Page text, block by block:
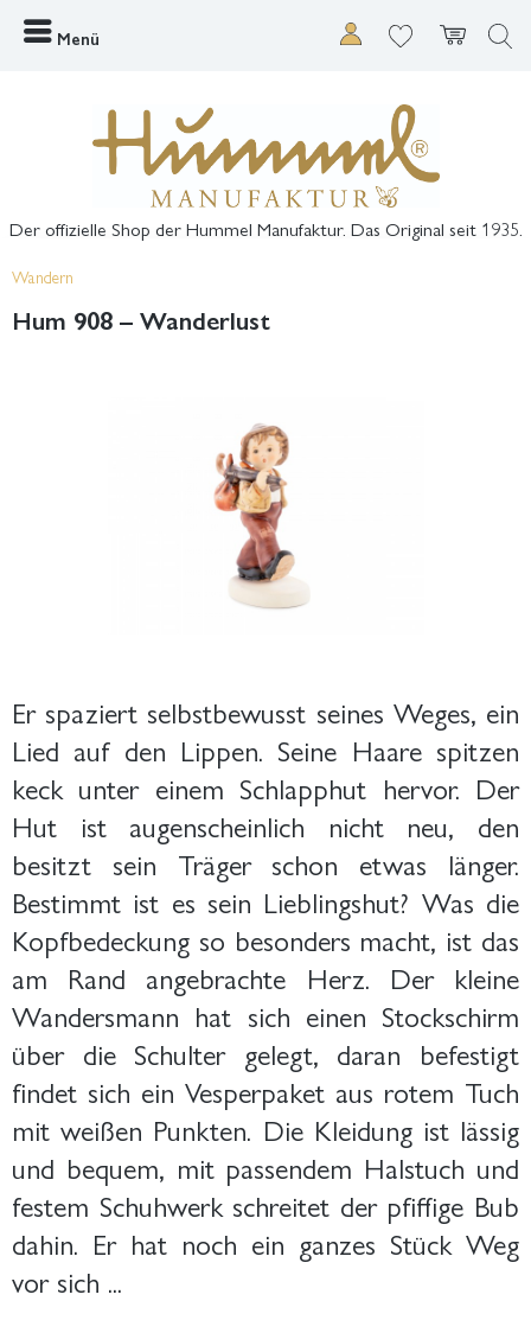
Menü
Der offizielle Shop der Hummel Manufaktur. Das Original seit 1935.
Wandern
Hum 908 – Wanderlust
Er spaziert selbstbewusst seines Weges, ein
Lied auf den Lippen. Seine Haare spitzen
keck unter einem Schlapphut hervor. Der
Hut ist augenscheinlich nicht neu, den
besitzt sein Träger schon etwas länger.
Bestimmt ist es sein Lieblingshut? Was die
Kopfbedeckung so besonders macht, ist das
am Rand angebrachte Herz. Der kleine
Wandersmann hat sich einen Stockschirm
über die Schulter gelegt, daran befestigt
findet sich ein Vesperpaket aus rotem Tuch
mit weißen Punkten. Die Kleidung ist lässig
und bequem, mit passendem Halstuch und
festem Schuhwerk schreitet der pfiffige Bub
dahin. Er hat noch ein ganzes Stück Weg
vor sich ...